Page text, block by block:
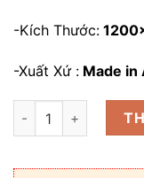
-Kích Thước:
-Xuất Xứ : Made in
Gạch Porcelain